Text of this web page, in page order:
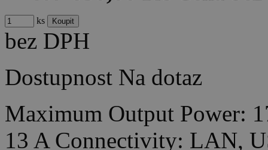
ks
bez DPH
Dostupnost Na dotaz
Maximum Output Power:
13 A Connectivity: LAN,